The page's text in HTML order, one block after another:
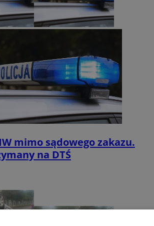
mimo sądowego zakazu.
na DTŚ